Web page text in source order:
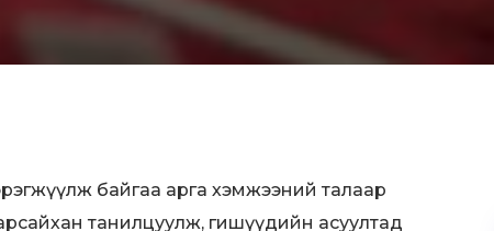
байгаа арга хэмжээний талаар
танилцуулж, гишүүдийн асуултад